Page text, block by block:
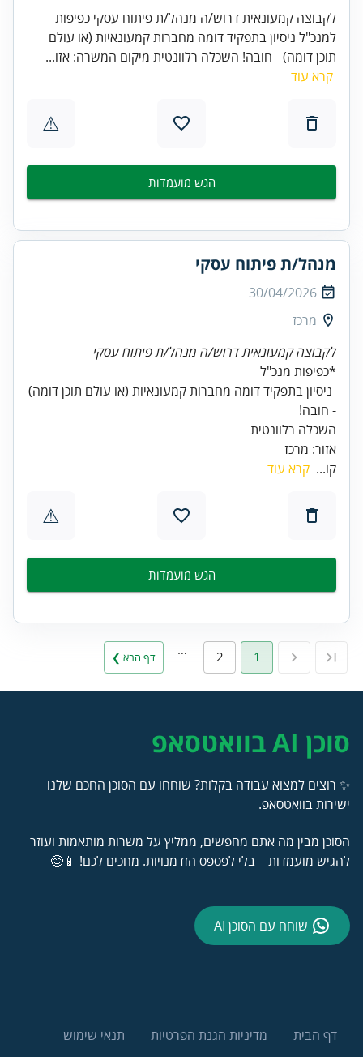
לקבוצה קמעונאית דרוש/ה מנהל/ת פיתוח עסקי כפיפות
למנכ"ל ניסיון בתפקיד דומה מחברות קמעונאיות (או עולם
תוכן דומה) - חובה! השכלה רלוונטית מיקום המשרה: אזו...
קרא עוד
⚠
הגש מועמדות
מנהל/ת פיתוח עסקי
30/04/2026
מרכז
לקבוצה קמעונאית דרוש/ה מנהל/ת פיתוח עסקי
-ניסיון בתפקיד דומה מחברות קמעונאיות (או עולם תוכן דומה)
אזור: מרכז
קו... קרא עוד
⚠
הגש מועמדות
1
2 דף הבא ❯
סוכן AI בוואטסאפ
✨ רוצים למצוא עבודה בקלות? שוחחו עם הסוכן החכם שלנו
ישירות בוואטסאפ.
הסוכן מבין מה אתם מחפשים, ממליץ על משרות מותאמות ועוזר
להגיש מועמדות – בלי לפספס הזדמנויות. מחכים לכם! 📱😊
שוחח עם הסוכן AI
דף הבית מדיניות הגנת הפרטיות תנאי שימוש